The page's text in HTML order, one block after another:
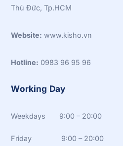
Thủ Đức, Tp.HCM
Website: www.kisho.vn
Hotline: 0983 96 95 96
Working Day
Weekdays 9:00 – 20:00
Friday 9:00 – 20:00